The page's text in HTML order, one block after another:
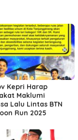
Kepri Harap
Maklumi
Lalu Lintas BTN
Run 2025